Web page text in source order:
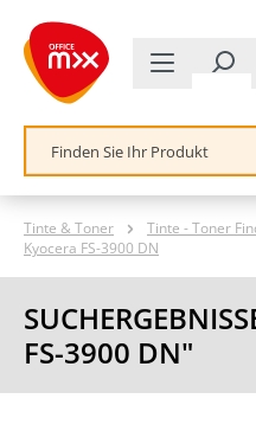
springen
Tinte & Toner Tinte - Toner
Kyocera FS-3900 DN
FS-3900 DN"